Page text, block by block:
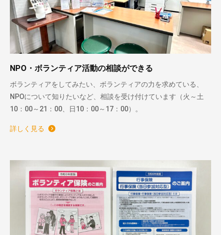
NPO・ボランティア活動の相談ができる
ボランティアをしてみたい、ボランティアの力を求めている、
NPOについて知りたいなど、相談を受け付けています（火～土
10：00～21：00、日10：00～17：00）。
詳しく見る